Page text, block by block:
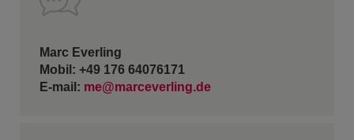
Marc Everling
Mobil: +49 176 64076171
E-mail: me@marceverling.de